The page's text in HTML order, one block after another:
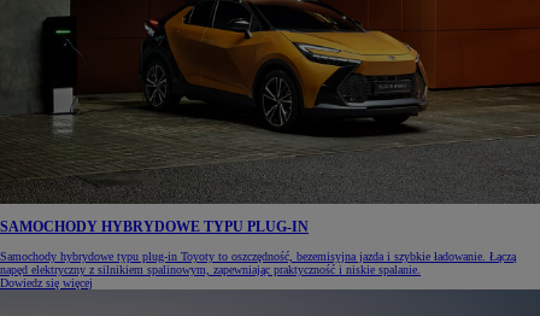
SAMOCHODY HYBRYDOWE TYPU PLUG-IN
Samochody hybrydowe typu plug-in Toyoty to oszczędność, bezemisyjna jazda i szybkie ładowanie. Łączą
napęd elektryczny z silnikiem spalinowym, zapewniając praktyczność i niskie spalanie.
Dowiedz się więcej